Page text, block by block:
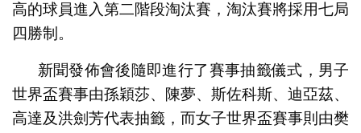
高的球員進入第二階段淘汰賽，淘汰賽將採用七局
四勝制。
新聞發佈會後隨即進行了賽事抽籤儀式，男子
世界盃賽事由孫穎莎、陳夢、斯佐科斯、迪亞茲、
高達及洪劍芳代表抽籤，而女子世界盃賽事則由樊